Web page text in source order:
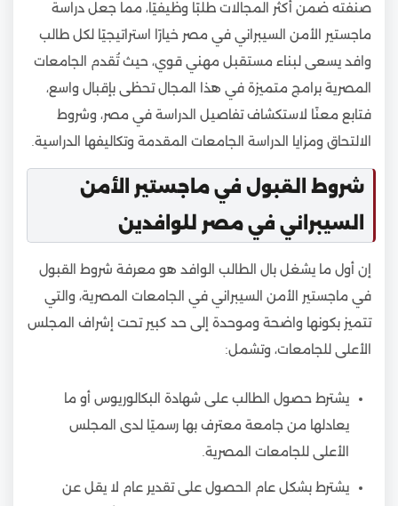
صنفته ضمن أكثر المجالات طلبًا وظيفيًا، مما جعل دراسة
ماجستير الأمن السيبراني في مصر خيارًا استراتيجيًا لكل طالب
وافد يسعى لبناء مستقبل مهني قوي، حيث تُقدم الجامعات
المصرية برامج متميزة في هذا المجال تحظى بإقبال واسع،
فتابع معنًا لاستكشاف تفاصيل الدراسة في مصر، وشروط
الالتحاق ومزايا الدراسة الجامعات المقدمة وتكاليفها الدراسية.
شروط القبول في ماجستير الأمن
السيبراني في مصر للوافدين
إن أول ما يشغل بال الطالب الوافد هو معرفة شروط القبول
في ماجستير الأمن السيبراني في الجامعات المصرية، والتي
تتميز بكونها واضحة وموحدة إلى حد كبير تحت إشراف المجلس
الأعلى للجامعات، وتشمل:
يشترط حصول الطالب على شهادة البكالوريوس أو ما
يعادلها من جامعة معترف بها رسميًا لدى المجلس
الأعلى للجامعات المصرية.
يشترط بشكل عام الحصول على تقدير عام لا يقل عن